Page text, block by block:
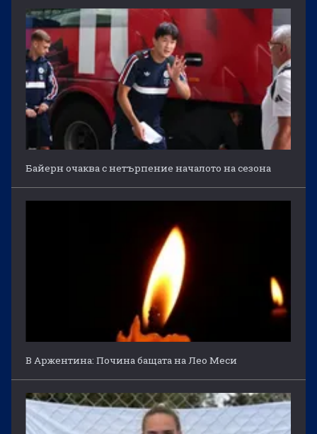
Байерн очаква с нетърпение началото на сезона
В Аржентина: Почина бащата на Лео Меси